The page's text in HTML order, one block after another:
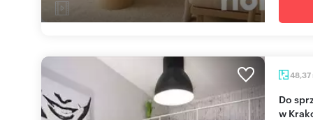
48,37
Do sprzedania inwestycyjne mieszkanie 48,37 m²
w